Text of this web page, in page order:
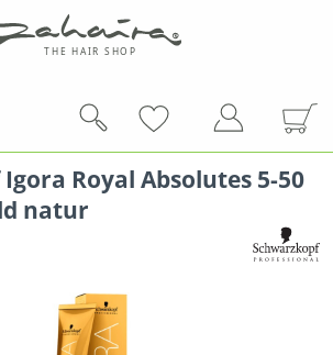
Royal Absolutes 5-50
natur